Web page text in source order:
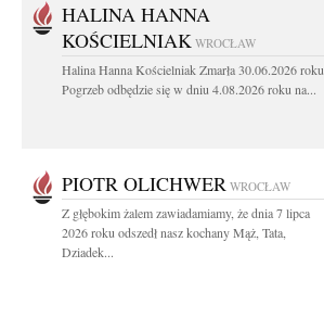
HALINA HANNA
KOŚCIELNIAK WROCŁAW
Halina Hanna Kościelniak Zmarła 30.06.2026 roku
Pogrzeb odbędzie się w dniu 4.08.2026 roku na...
PIOTR OLICHWER WROCŁAW
Z głębokim żalem zawiadamiamy, że dnia 7 lipca
2026 roku odszedł nasz kochany Mąż, Tata,
Dziadek...